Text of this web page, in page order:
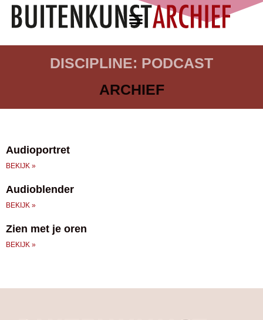
DISCIPLINE: PODCAST
ARCHIEF
Audioportret
BEKIJK »
Audioblender
BEKIJK »
Zien met je oren
BEKIJK »